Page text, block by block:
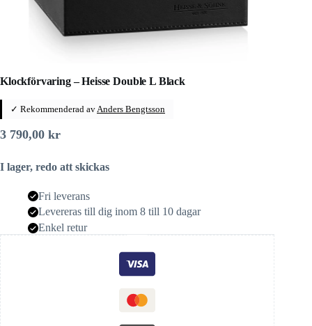
Klockförvaring – Heisse Double L Black
✓ Rekommenderad av Anders Bengtsson
3 790,00 kr
I lager, redo att skickas
Fri leverans
Levereras till dig inom 8 till 10 dagar
Enkel retur